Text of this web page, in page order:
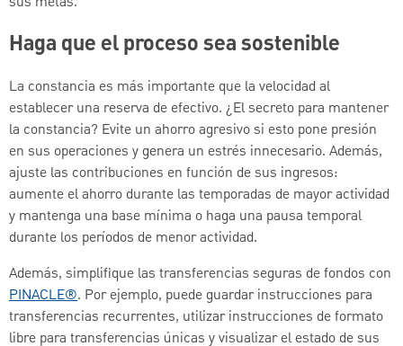
Haga que el proceso sea sostenible
La constancia es más importante que la velocidad al
establecer una reserva de efectivo. ¿El secreto para mantener
la constancia? Evite un ahorro agresivo si esto pone presión
en sus operaciones y genera un estrés innecesario. Además,
ajuste las contribuciones en función de sus ingresos:
aumente el ahorro durante las temporadas de mayor actividad
y mantenga una base mínima o haga una pausa temporal
durante los períodos de menor actividad.
Además, simplifique las transferencias seguras de fondos con
PINACLE®. Por ejemplo, puede guardar instrucciones para
transferencias recurrentes, utilizar instrucciones de formato
libre para transferencias únicas y visualizar el estado de sus